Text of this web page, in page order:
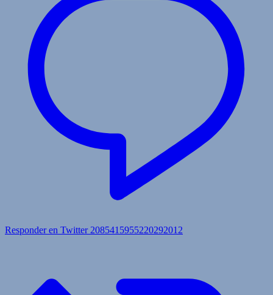
Responder en Twitter 2085415955220292012